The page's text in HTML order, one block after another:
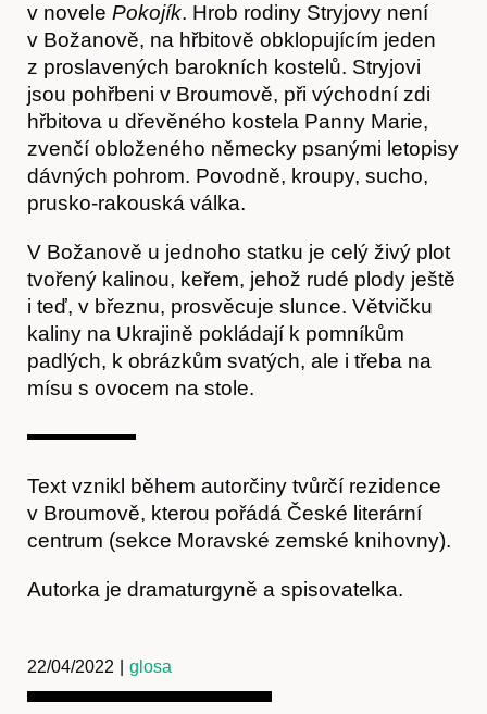
Obchod
Kontakt
v novele Pokojík. Hrob rodiny Stryjovy není
v Božanově, na hřbitově obklopujícím jeden
z proslavených barokních kostelů. Stryjovi
jsou pohřbeni v Broumově, při východní zdi
hřbitova u dřevěného kostela Panny Marie,
zvenčí obloženého německy psanými letopisy
dávných pohrom. Povodně, kroupy, sucho,
prusko-rakouská válka.
V Božanově u jednoho statku je celý živý plot
tvořený kalinou, keřem, jehož rudé plody ještě
i teď, v březnu, prosvěcuje slunce. Větvičku
kaliny na Ukrajině pokládají k pomníkům
padlých, k obrázkům svatých, ale i třeba na
mísu s ovocem na stole.
Text vznikl během autorčiny tvůrčí rezidence
v Broumově, kterou pořádá České literární
centrum (sekce Moravské zemské knihovny).
Autorka je dramaturgyně a spisovatelka.
22/04/2022 glosa